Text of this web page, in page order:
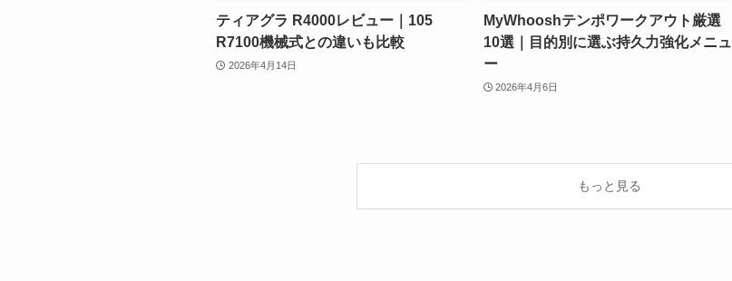
ティアグラ R4000レビュー｜105
R7100機械式との違いも比較
2026年4月14日
MyWhooshテンポワークアウト厳選
10選｜目的別に選ぶ持久力強化メニュ
ー
2026年4月6日
もっと見る